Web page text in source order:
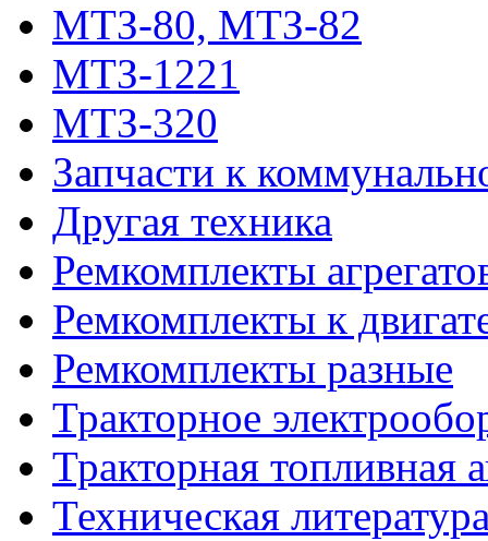
МТЗ-80, МТЗ-82
МТЗ-1221
МТЗ-320
Запчасти к
Другая техника
Ремкомплекты
Ремкомплекты к
Ремкомплекты разные
Тракторное
Тракторная топливная
Техническая